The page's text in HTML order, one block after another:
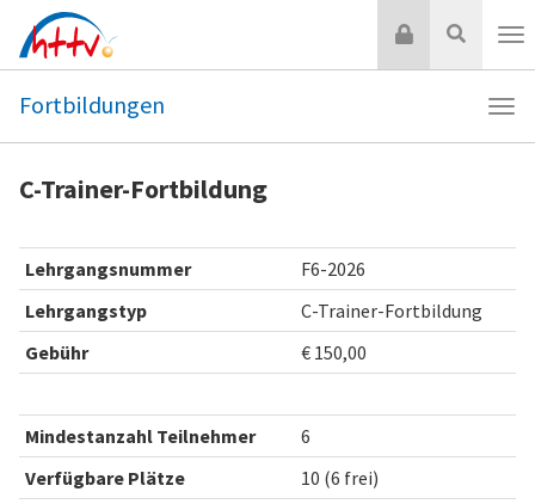
Inhalt
springen
Suche
Login
Fortbildungen
C-Trainer-Fortbildung
Lehrgangsnummer
F6-2026
Lehrgangstyp
C-Trainer-Fortbildung
Gebühr
€ 150,00
Mindestanzahl Teilnehmer
6
Verfügbare Plätze
10 (6 frei)